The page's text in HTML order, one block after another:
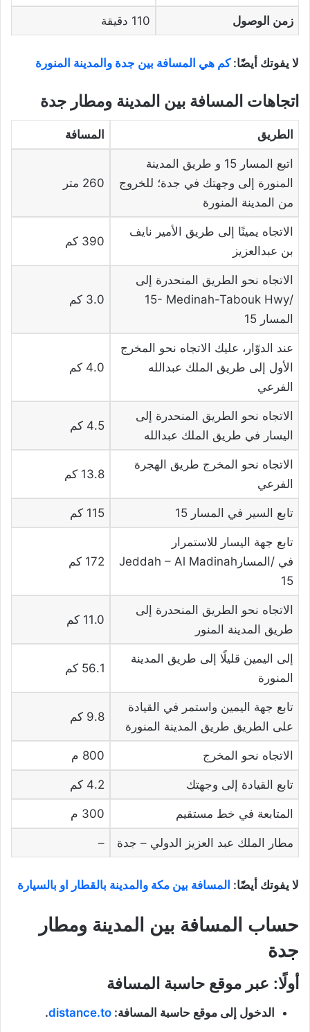
زمن الوصول 110 دقيقة
لا يفوتك أيضًا:كم هي المسافة بين جدة والمدينة المنورة
اتجاهات المسافة بين المدينة ومطار جدة
الطريق المسافة
اتبع المسار 15‏ و ‏طريق المدينة
المنورة إلى وجهتك في جدة؛ للخروج
من المدينة المنورة
260 متر
الاتجاه يمينًا إلى طريق الأمير نايف
بن عبدالعزيز
390 كم
الاتجاه نحو الطريق المنحدرة إلى
‪15- Medinah-Tabouk Hwy‏/
المسار 15
3.0 كم
عند الدوّار، عليك الاتجاه نحو المخرج
الأول إلى طريق الملك عبدالله
الفرعي
4.0 كم
الاتجاه نحو الطريق المنحدرة إلى
اليسار في طريق الملك عبدالله
4.5 كم
الاتجاه نحو المخرج طريق الهجرة
الفرعي
13.8 كم
تابع السير في المسار 15 115 كم
تابع جهة‏ ‏اليسار‏‏ للاستمرار
في‏ ‪Jeddah – Al Madinah‏/المسار
15
172 كم
الاتجاه نحو الطريق المنحدرة إلى
طريق المدينة المنور
11.0 كم
إلى اليمين قليلًا إلى طريق المدينة
المنورة
56.1 كم
تابع جهة‏ ‏اليمين‏‏ واستمر في القيادة
على الطريق‏ طريق المدينة المنورة
9.8 كم
الاتجاه نحو المخرج 800 م
تابع القيادة إلى وجهتك 4.2 كم
المتابعة في خط مستقيم 300 م
مطار الملك عبد العزيز الدولي – جدة –
لا يفوتك أيضًا: المسافة بين مكة والمدينة بالقطار او بالسيارة
حساب المسافة بين المدينة ومطار
جدة
أولًا: عبر موقع حاسبة المسافة
الدخول إلى موقع حاسبة المسافة: distance.to
.